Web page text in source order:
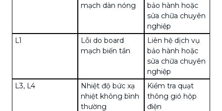
mạch dàn nóng
bảo hành hoặc
sửa chữa chuyên
nghiệp
L1
Lỗi do board
mạch biến tần
Liên hệ dịch vụ
bảo hành hoặc
sửa chữa chuyên
nghiệp
L3, L4
Nhiệt độ bức xạ
nhiệt không bình
thường
Kiểm tra quạt
thông gió hộp
điện